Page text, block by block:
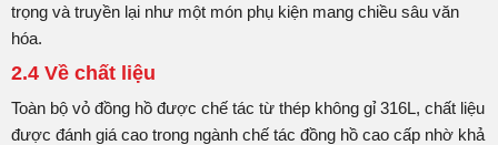
trọng và truyền lại như một món phụ kiện mang chiều sâu văn
hóa.
2.4 Về chất liệu
Toàn bộ vỏ đồng hồ được chế tác từ thép không gỉ 316L, chất liệu
được đánh giá cao trong ngành chế tác đồng hồ cao cấp nhờ khả